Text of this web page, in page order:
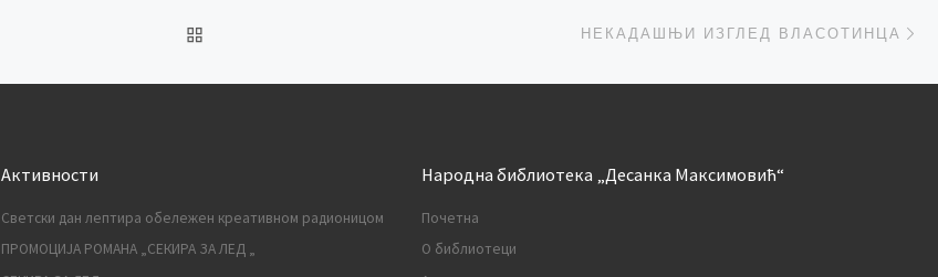
НЕКАДАШЊИ ИЗГЛЕД ВЛАСОТИНЦА
Активности
Светски дан лептира обележен креативном радионицом
ПРОМОЦИЈА РОМАНА „СЕКИРА ЗА ЛЕД „
Народна библиотека „Десанка Максимовић“
Почетна
О библиотеци